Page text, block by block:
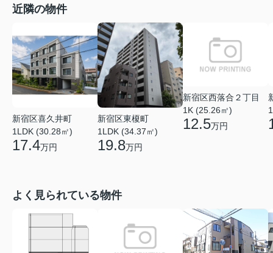
近隣の物件
新宿区喜久井町
1LDK (30.28㎡)
17.4万円
新宿区東榎町
1LDK (34.37㎡)
19.8万円
新宿区西落合２丁目
1K (25.26㎡)
12.5万円
よく見られている物件